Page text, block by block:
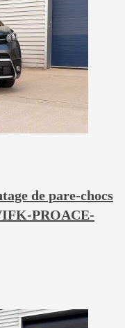
de pare-chocs
PROACE-